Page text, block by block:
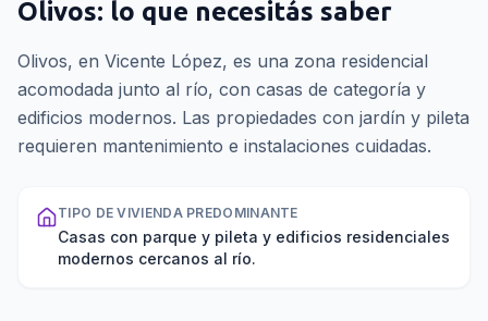
Olivos: lo que necesitás saber
Olivos, en Vicente López, es una zona residencial
acomodada junto al río, con casas de categoría y
edificios modernos. Las propiedades con jardín y pileta
requieren mantenimiento e instalaciones cuidadas.
TIPO DE VIVIENDA PREDOMINANTE
Casas con parque y pileta y edificios residenciales
modernos cercanos al río.